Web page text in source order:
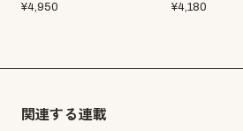
¥4,950
¥4,180
関連する連載